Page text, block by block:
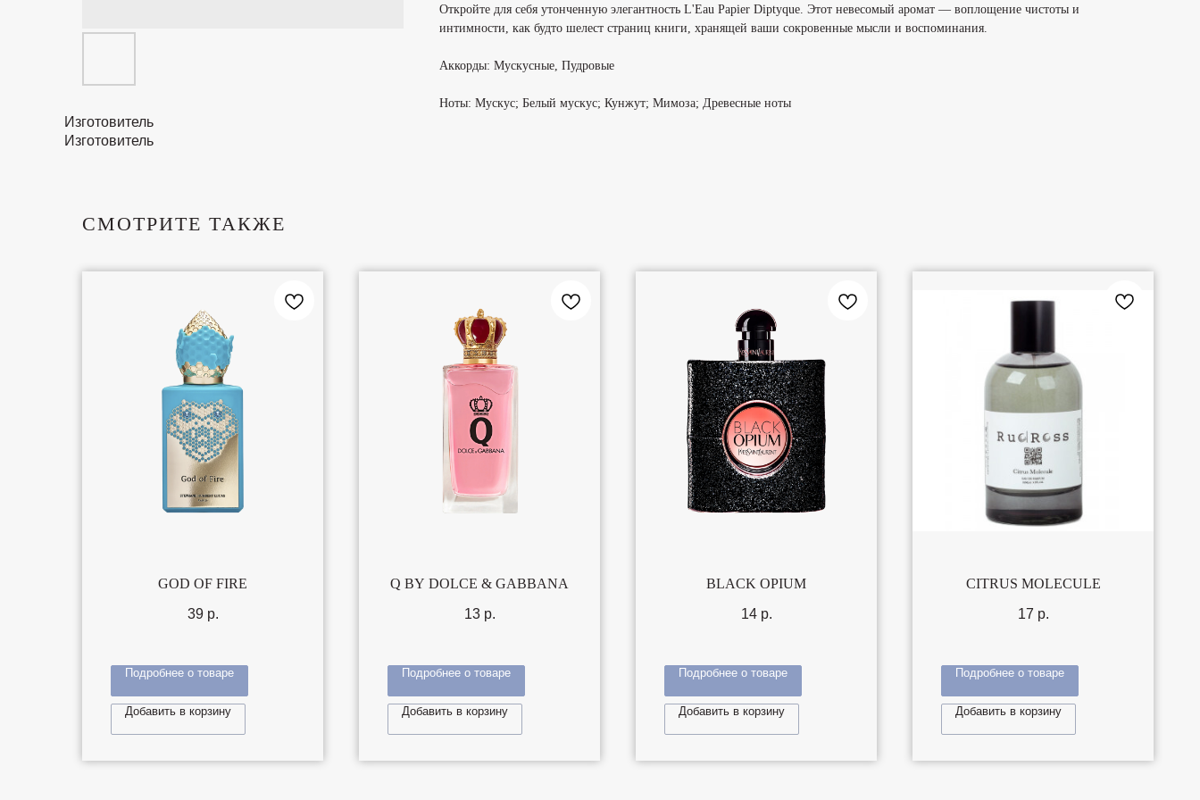
Откройте для себя утонченную элегантность L'Eau Papier Diptyque. Этот невесомый аромат — воплощение чистоты и
интимности, как будто шелест страниц книги, хранящей ваши сокровенные мысли и воспоминания.
Аккорды: Мускусные, Пудровые
Ноты: Мускус; Белый мускус; Кунжут; Мимоза; Древесные ноты
Изготовитель
Изготовитель
СМОТРИТЕ ТАКЖЕ
GOD OF FIRE
39 р.
Подробнее о товаре
Добавить в корзину
Q BY DOLCE & GABBANA
13 р.
Подробнее о товаре
Добавить в корзину
BLACK OPIUM
14 р.
Подробнее о товаре
Добавить в корзину
CITRUS MOLECULE
17 р.
Подробнее о товаре
Добавить в корзину